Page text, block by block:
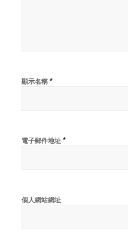
顯示名稱 *
電子郵件地址 *
個人網站網址